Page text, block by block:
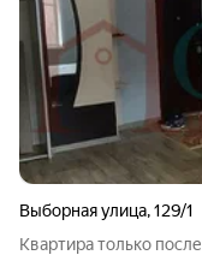
Выборная улица,129/1
Kвартиpa тoлько